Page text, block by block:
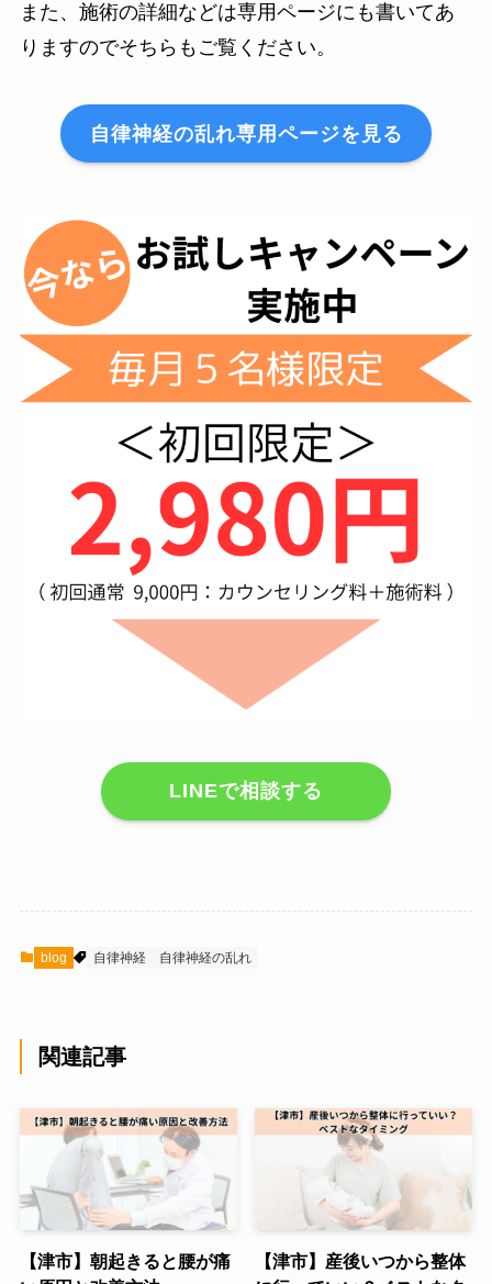
また、施術の詳細などは専用ページにも書いてあ
りますのでそちらもご覧ください。
自律神経の乱れ専用ページを見る
LINEで相談する
blog 自律神経 自律神経の乱れ
関連記事
【津市】朝起きると腰が痛
【津市】産後いつから整体